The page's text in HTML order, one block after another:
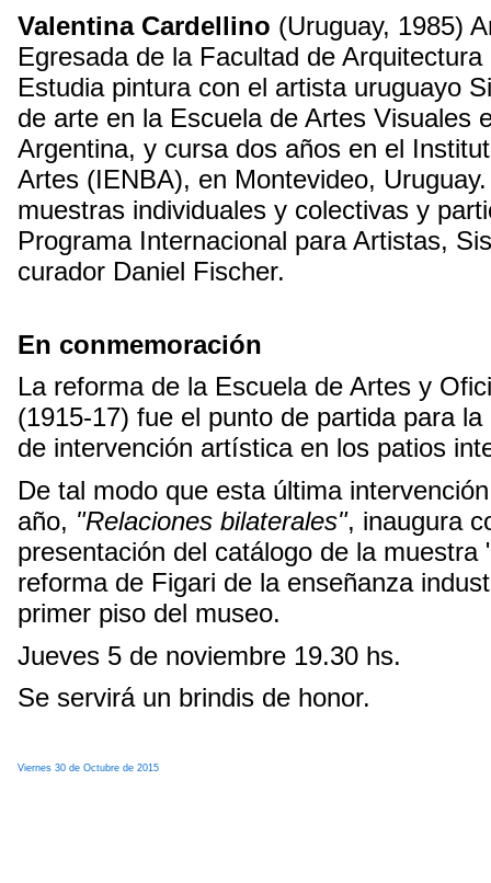
Valentina Cardellino (Uruguay, 1985)
Egresada de la Facultad de
Estudia pintura con el artista uruguayo
de arte en la Escuela de Artes Visuales
Argentina, y cursa dos años en el
Artes (IENBA), en Montevideo,
muestras individuales y colectivas y
Programa Internacional para Artistas,
curador Daniel Fischer.
En conmemoración
La reforma de la Escuela de Artes y
(1915-17) fue el punto de partida para
de intervención artística en los patios
De tal modo que esta última
año, "Relaciones bilaterales", inaugura
presentación del catálogo de la muestra
reforma de Figari de la enseñanza
primer piso del museo.
Jueves 5 de noviembre 19.30 hs.
Se servirá un brindis de honor.
Viernes 30 de Octubre de 2015